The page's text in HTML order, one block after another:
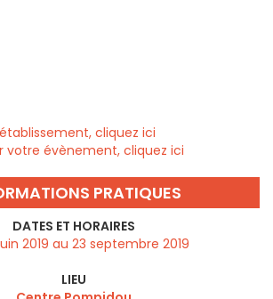
cliquez ici
votre évènement, cliquez ici
PRATIQUES
DATES ET HORAIRES
2019 au 23 septembre 2019
LIEU